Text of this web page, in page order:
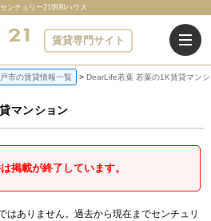
賃貸専門サイト
ンチュリー21明和ハウス
市の賃貸情報一覧 DearLife若葉 若葉の1K賃貸マン
マンション
掲載が終了しています。
ありません。過去から現在までセンチュリ